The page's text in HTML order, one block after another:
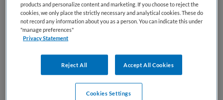
Zorgmanagement (343)
Meest recente vacatures op Medische
banenbank | Werk(t) in zorg en welzijn
products and personalize content and marketing. If you choose to reject the
cookies, we only place the strictly necessary and analytical cookies. These do
not record any information about you as a person. You can indicate this under
"manage preferences"
Privacy Statement
Reject All Accept All Cookies
Cookies Settings